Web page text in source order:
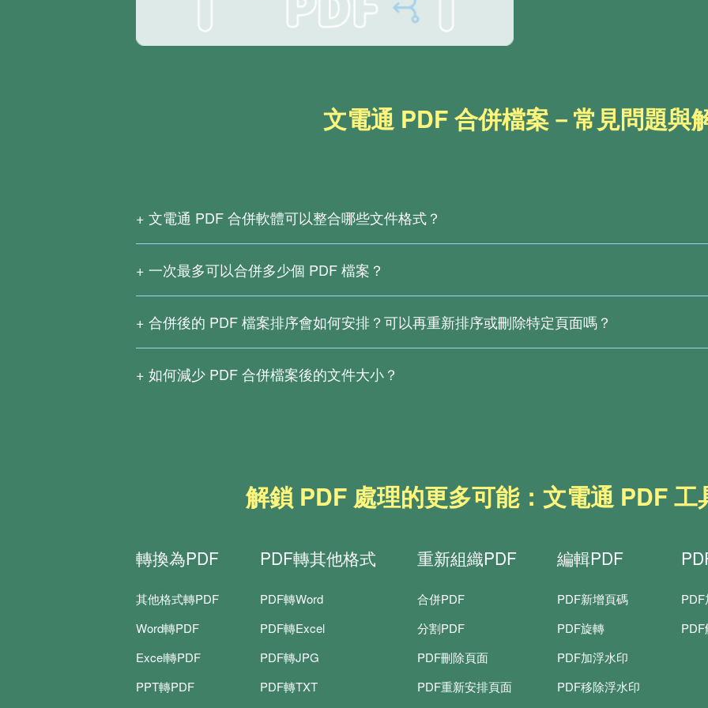
文電通 PDF 合併檔案－常見問題與
文電通 PDF 合併軟體可以整合哪些文件格式？
一次最多可以合併多少個 PDF 檔案？
合併後的 PDF 檔案排序會如何安排？可以再重新排序或刪除特定頁面嗎？
若要更進階的完整功能，歡迎下載PDF文電通專業版
如何減少 PDF 合併檔案後的文件大小？
解鎖 PDF 處理的更多可能：文電通 PDF 工
轉換為PDF
其他格式轉PDF
Word轉PDF
Excel轉PDF
PPT轉PDF
PDF轉其他格式
PDF轉Word
PDF轉Excel
PDF轉JPG
PDF轉TXT
重新組織PDF
合併PDF
分割PDF
PDF刪除頁面
PDF重新安排頁面
編輯PDF
PDF新增頁碼
PDF旋轉
PDF加浮水印
PDF移除浮水印